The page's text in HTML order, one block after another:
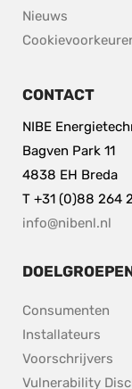
Nieuws
CONTACT
NIBE
Bagven Park 11
4838 EH Breda
T +31 (0)88 264
info@nibenl.nl
Consumenten
Installateurs
Voorschrijvers
Vulnerability